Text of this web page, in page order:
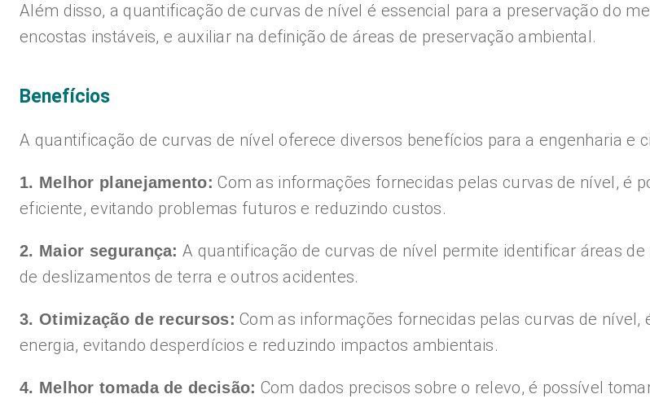
Além disso, a quantificação de curvas de nível é essencial para a preservação do
encostas instáveis, e auxiliar na definição de áreas de preservação ambiental.
Benefícios
A quantificação de curvas de nível oferece diversos benefícios para a engenharia e
1. Melhor planejamento: Com as informações fornecidas pelas curvas de nível, é
eficiente, evitando problemas futuros e reduzindo custos.
2. Maior segurança: A quantificação de curvas de nível permite identificar áreas
de deslizamentos de terra e outros acidentes.
3. Otimização de recursos: Com as informações fornecidas pelas curvas de
energia, evitando desperdícios e reduzindo impactos ambientais.
4. Melhor tomada de decisão: Com dados precisos sobre o relevo, é possível